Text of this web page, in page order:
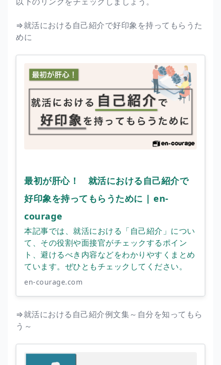
⇒就活における自己紹介で好印象を持ってもらうた
めに
最初が肝心！ 就活における自己紹介で
好印象を持ってもらうために | en-
courage
本記事では、就活における「自己紹介」につい
て、その役割や面接官がチェックするポイン
ト、避けるべき内容などをわかりやすくまとめ
ています。ぜひともチェックしてください。
en-courage.com
⇒就活における自己紹介例文集～自分を知ってもら
う～